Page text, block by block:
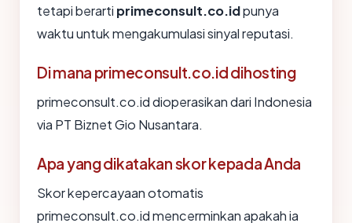
tetapi berarti primeconsult.co.idpunya
waktu untuk mengakumulasi sinyal reputasi.
Di mana primeconsult.co.id dihosting
primeconsult.co.id dioperasikan dari Indonesia
via PT Biznet Gio Nusantara.
Apa yang dikatakan skor kepada Anda
Skor kepercayaan otomatis
primeconsult.co.id mencerminkan apakah ia